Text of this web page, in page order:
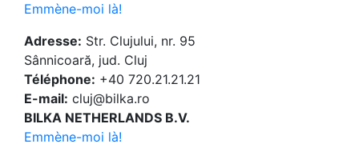
Emmène-moi là!
Adresse: Str. Clujului, nr. 95
Sânnicoară, jud. Cluj
Téléphone: +40 720.21.21.21
E-mail: cluj@bilka.ro
BILKA NETHERLANDS B.V.
Emmène-moi là!